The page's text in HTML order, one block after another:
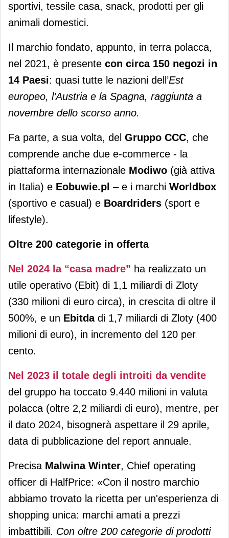
sportivi, tessile casa, snack, prodotti per gli
animali domestici.
Il marchio fondato, appunto, in terra polacca,
nel 2021, è presente con circa 150 negozi in
14 Paesi: quasi tutte le nazioni dell’Est
europeo, l’Austria e la Spagna, raggiunta a
novembre dello scorso anno.
Fa parte, a sua volta, del Gruppo CCC, che
comprende anche due e-commerce - la
piattaforma internazionale Modiwo (già attiva
in Italia) e Eobuwie.pl – e i marchi Worldbox
(sportivo e casual) e Boardriders (sport e
lifestyle).
Oltre 200 categorie in offerta
Nel 2024 la “casa madre” ha realizzato un
utile operativo (Ebit) di 1,1 miliardi di Zloty
(330 milioni di euro circa), in crescita di oltre il
500%, e un Ebitdadi 1,7 miliardi di Zloty (400
milioni di euro), in incremento del 120 per
cento.
Nel 2023 il totale degli introiti da vendite
del gruppo ha toccato 9.440 milioni in valuta
polacca (oltre 2,2 miliardi di euro), mentre, per
il dato 2024, bisognerà aspettare il 29 aprile,
data di pubblicazione del report annuale.
Precisa Malwina Winter, Chief operating
officer di HalfPrice: «Con il nostro marchio
abbiamo trovato la ricetta per un'esperienza di
shopping unica: marchi amati a prezzi
imbattibili. Con oltre 200 categorie di prodotti